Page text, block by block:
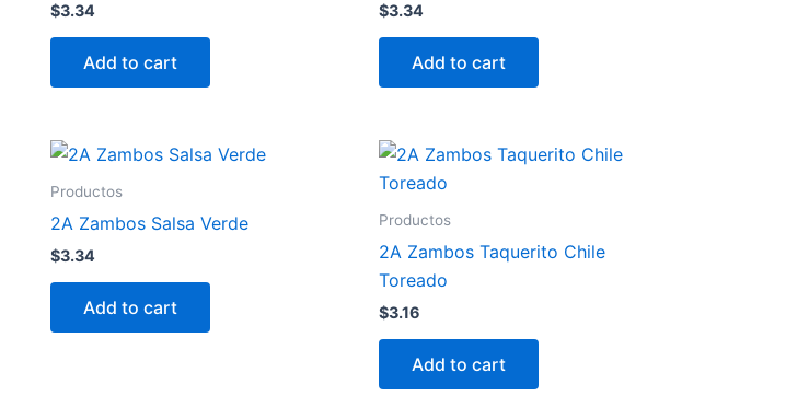
$3.34
Add to cart
$3.34
Add to cart
Productos
2A Zambos Salsa Verde
$3.34
Add to cart
Productos
2A Zambos Taquerito Chile
Toreado
$3.16
Add to cart